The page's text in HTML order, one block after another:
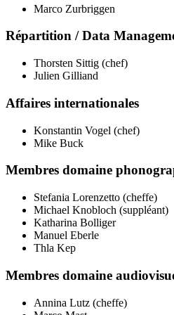
Marco Zurbriggen
Répartition / Data
Thorsten Sittig (chef)
Julien Gilliand
Affaires internationales
Konstantin Vogel (chef)
Mike Buck
Membres domaine
Stefania Lorenzetto (cheffe)
Michael Knobloch (suppléant)
Katharina Bolliger
Manuel Eberle
Thla Kep
Membres domaine
Annina Lutz (cheffe)